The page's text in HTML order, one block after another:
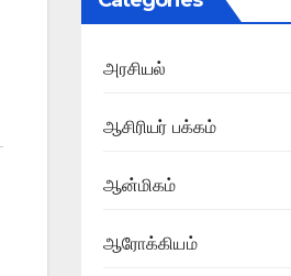
அரசியல்
ஆசிரியர் பக்கம்
ஆன்மிகம்
ஆரோக்கியம்